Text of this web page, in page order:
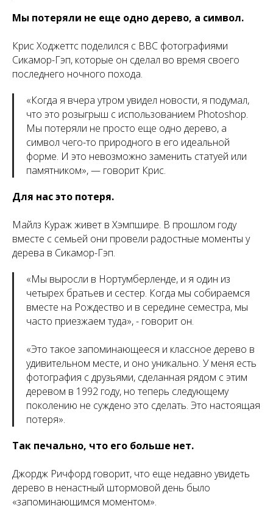
Мы потеряли не еще одно дерево, а символ.
Крис Ходжеттс поделился с BBC фотографиями
Сикамор-Гэп, которые он сделал во время своего
последнего ночного похода.
«Когда я вчера утром увидел новости, я подумал,
что это розыгрыш с использованием Photoshop.
Мы потеряли не просто еще одно дерево, а
символ чего-то природного в его идеальной
форме. И это невозможно заменить статуей или
памятником», — говорит Крис.
Для нас это потеря.
Майлз Кураж живет в Хэмпшире. В прошлом году
вместе с семьей они провели радостные моменты у
дерева в Сикамор-Гэп.
«Мы выросли в Нортумберленде, и я один из
четырех братьев и сестер. Когда мы собираемся
вместе на Рождество и в середине семестра, мы
часто приезжаем туда», - говорит он.
«Это такое запоминающееся и классное дерево в
удивительном месте, и оно уникально. У меня есть
фотография с друзьями, сделанная рядом с этим
деревом в 1992 году, но теперь следующему
поколению не суждено это сделать. Это настоящая
потеря».
Так печально, что его больше нет.
Джордж Ричфорд говорит, что еще недавно увидеть
дерево в ненастный штормовой день было
«запоминающимся моментом».